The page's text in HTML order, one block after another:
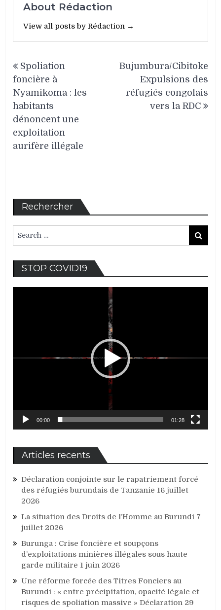
About Rédaction
View all posts by Rédaction →
de
l’article
Spoliation
foncière à
Nyamikoma : les
habitants
dénoncent une
exploitation
aurifère illégale
Bujumbura/Cibitoke
Expulsions des
réfugiés congolais
vers la RDC
Rechercher
for:
Search
STOP COVID19
00:00 01:28
Articles recents
Déclaration conjointe sur le rapatriement forcé
des réfugiés burundais de Tanzanie 16 juillet
2026
La situation des Droits de l’Homme au Burundi 7
juillet 2026
Burunga : Crise foncière et soupçons
d’exploitations minières illégales sous haute
garde militaire 1 juin 2026
Une réforme forcée des Titres Fonciers au
Burundi : « entre précipitation, opacité légale et
risques de spoliation massive » Déclaration 29